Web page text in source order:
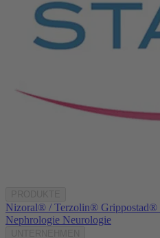
Nizoral® / Terzolin® Grippostad®
Nephrologie Neurologie